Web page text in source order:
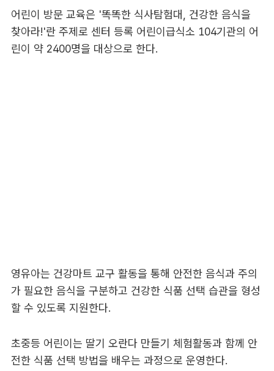
어린이 방문 교육은 '똑똑한 식사탐험대, 건강한 음식을
찾아라!'란 주제로 센터 등록 어린이급식소 104기관의 어
린이 약 2400명을 대상으로 한다.
영유아는 건강마트 교구 활동을 통해 안전한 음식과 주의
가 필요한 음식을 구분하고 건강한 식품 선택 습관을 형성
할 수 있도록 지원한다.
초중등 어린이는 딸기 오란다 만들기 체험활동과 함께 안
전한 식품 선택 방법을 배우는 과정으로 운영한다.